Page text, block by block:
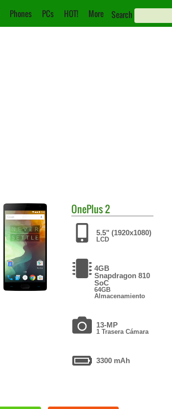
Phones PCs HOT! More Search
OnePlus2
5.5" (1920x1080)
LCD
4GB
Snapdragon 810
SoC
64GB
Almacenamiento
13-MP
1 Trasera Cámara
3300 mAh